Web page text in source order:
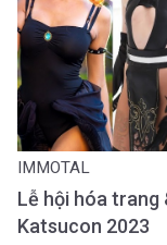
IMMOTAL
Lễ hội hóa
Katsucon 2023